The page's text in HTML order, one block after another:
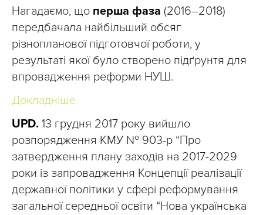
Нагадаємо, що перша фаза (2016–2018)
передбачала найбільший обсяг
різнопланової підготовчої роботи, у
результаті якої було створено підґрунтя для
впровадження реформи НУШ.
Докладніше
UPD. 13 грудня 2017 року вийшло
розпорядження КМУ № 903-р “Про
затвердження плану заходів на 2017-2029
роки із запровадження Концепції реалізації
державної політики у сфері реформування
загальної середньої освіти “Нова українська